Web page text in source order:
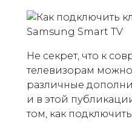
Не секрет, что к
телевизорам
различные
и в этой
том, как